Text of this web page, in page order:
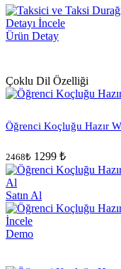
Ürün Detay
Çoklu Dil Özelliği
Öğrenci Koçluğu Hazır
2468₺ 1299 ₺
Satın Al
Demo